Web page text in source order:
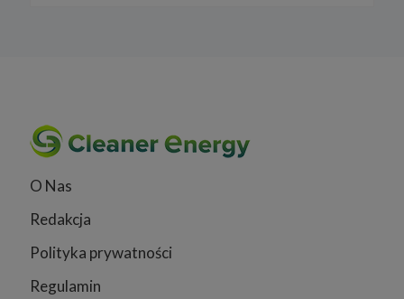
O Nas
Redakcja
Polityka prywatności
Regulamin